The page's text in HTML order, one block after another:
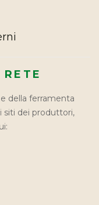
della ferramenta
siti dei produttori,